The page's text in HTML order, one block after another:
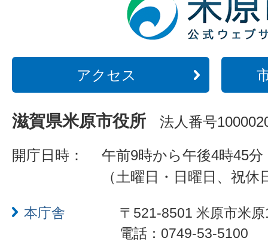
アクセス
滋賀県米原市役所 法人番号
開庁日時：
午前9時から午後4時45分
（土曜日・日曜日、祝
本庁舎
〒521-8501 米原市米
電話：0749-53-5100